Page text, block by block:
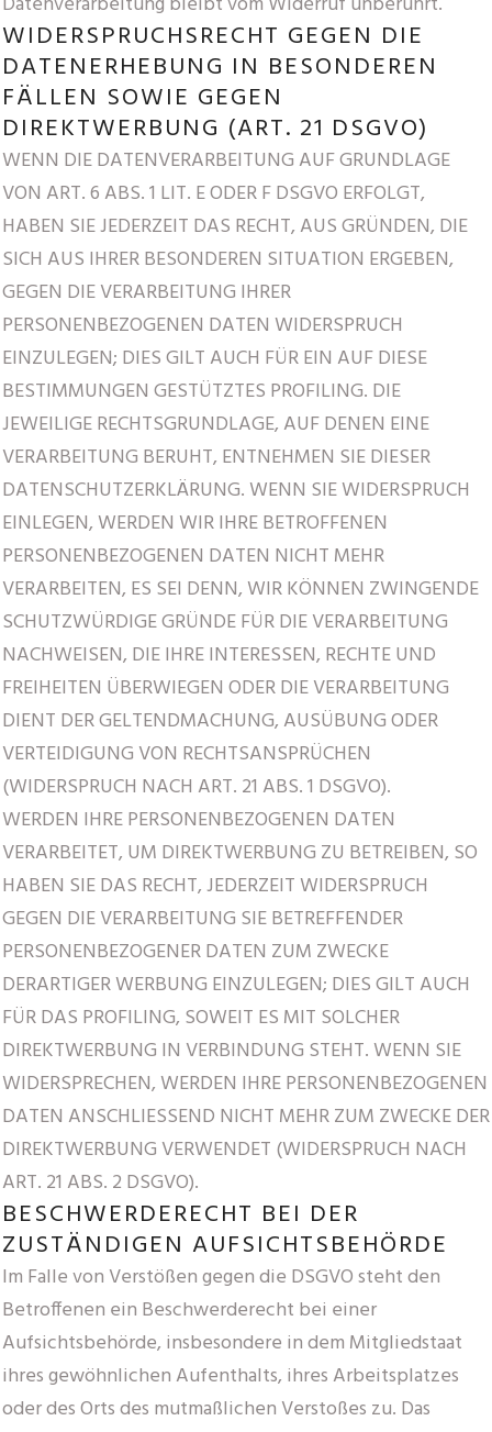
WIDERSPRUCHSRECHT GEGEN DIE
DATENERHEBUNG IN BESONDEREN
FÄLLEN SOWIE GEGEN
DIREKTWERBUNG (ART. 21 DSGVO)
WENN DIE DATENVERARBEITUNG AUF GRUNDLAGE
VON ART. 6 ABS. 1 LIT. E ODER F DSGVO ERFOLGT,
HABEN SIE JEDERZEIT DAS RECHT, AUS GRÜNDEN, DIE
SICH AUS IHRER BESONDEREN SITUATION ERGEBEN,
GEGEN DIE VERARBEITUNG IHRER
PERSONENBEZOGENEN DATEN WIDERSPRUCH
EINZULEGEN; DIES GILT AUCH FÜR EIN AUF DIESE
BESTIMMUNGEN GESTÜTZTES PROFILING. DIE
JEWEILIGE RECHTSGRUNDLAGE, AUF DENEN EINE
VERARBEITUNG BERUHT, ENTNEHMEN SIE DIESER
DATENSCHUTZERKLÄRUNG. WENN SIE WIDERSPRUCH
EINLEGEN, WERDEN WIR IHRE BETROFFENEN
PERSONENBEZOGENEN DATEN NICHT MEHR
VERARBEITEN, ES SEI DENN, WIR KÖNNEN ZWINGENDE
SCHUTZWÜRDIGE GRÜNDE FÜR DIE VERARBEITUNG
NACHWEISEN, DIE IHRE INTERESSEN, RECHTE UND
FREIHEITEN ÜBERWIEGEN ODER DIE VERARBEITUNG
DIENT DER GELTENDMACHUNG, AUSÜBUNG ODER
VERTEIDIGUNG VON RECHTSANSPRÜCHEN
(WIDERSPRUCH NACH ART. 21 ABS. 1 DSGVO).
WERDEN IHRE PERSONENBEZOGENEN DATEN
VERARBEITET, UM DIREKTWERBUNG ZU BETREIBEN, SO
HABEN SIE DAS RECHT, JEDERZEIT WIDERSPRUCH
GEGEN DIE VERARBEITUNG SIE BETREFFENDER
PERSONENBEZOGENER DATEN ZUM ZWECKE
DERARTIGER WERBUNG EINZULEGEN; DIES GILT AUCH
FÜR DAS PROFILING, SOWEIT ES MIT SOLCHER
DIREKTWERBUNG IN VERBINDUNG STEHT. WENN SIE
WIDERSPRECHEN, WERDEN IHRE PERSONENBEZOGENEN
DATEN ANSCHLIESSEND NICHT MEHR ZUM ZWECKE DER
DIREKTWERBUNG VERWENDET (WIDERSPRUCH NACH
ART. 21 ABS. 2 DSGVO).
BESCHWERDE­RECHT BEI DER
ZUSTÄNDIGEN AUFSICHTS­BEHÖRDE
Im Falle von Verstößen gegen die DSGVO steht den
Betroffenen ein Beschwerderecht bei einer
Aufsichtsbehörde, insbesondere in dem Mitgliedstaat
ihres gewöhnlichen Aufenthalts, ihres Arbeitsplatzes
oder des Orts des mutmaßlichen Verstoßes zu. Das